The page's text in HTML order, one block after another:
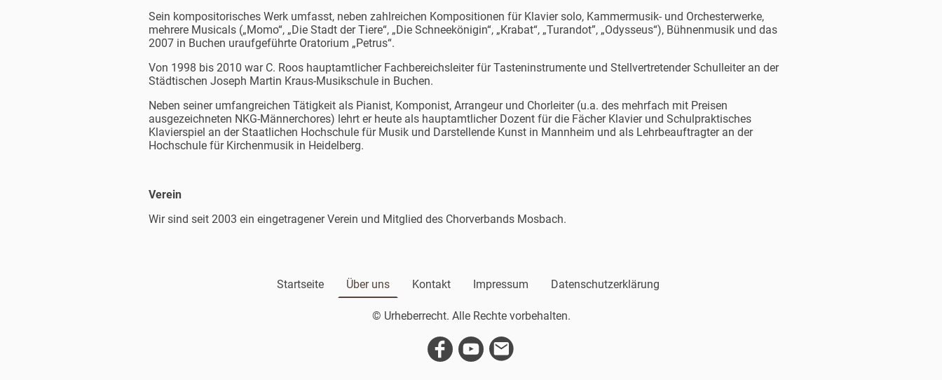
Sein kompositorisches Werk umfasst, neben zahlreichen Kompositionen für Klavier solo, Kammermusik- und Orchesterwerke,
mehrere Musicals („Momo“, „Die Stadt der Tiere“, „Die Schneekönigin“, „Krabat“, „Turandot”, „Odysseus“), Bühnenmusik und das
2007 in Buchen uraufgeführte Oratorium „Petrus“.
Von 1998 bis 2010 war C. Roos hauptamtlicher Fachbereichsleiter für Tasteninstrumente und Stellvertretender Schulleiter an der
Städtischen Joseph Martin Kraus-Musikschule in Buchen.
Neben seiner umfangreichen Tätigkeit als Pianist, Komponist, Arrangeur und Chorleiter (u.a. des mehrfach mit Preisen
ausgezeichneten NKG-Männerchores) lehrt er heute als hauptamtlicher Dozent für die Fächer Klavier und Schulpraktisches
Klavierspiel an der Staatlichen Hochschule für Musik und Darstellende Kunst in Mannheim und als Lehrbeauftragter an der
Hochschule für Kirchenmusik in Heidelberg.
Verein
Wir sind seit 2003 ein eingetragener Verein und Mitglied des Chorverbands Mosbach.
Startseite Über uns Kontakt Impressum Datenschutzerklärung
© Urheberrecht. Alle Rechte vorbehalten.